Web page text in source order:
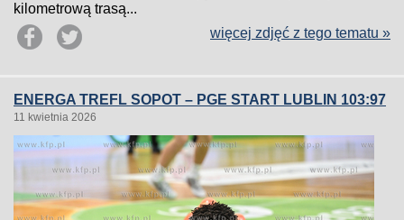
kilometrową trasą...
więcej zdjęć z tego tematu »
ENERGA TREFL SOPOT – PGE START LUBLIN 103:97
11 kwietnia 2026